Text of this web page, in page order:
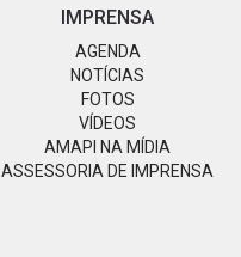
IMPRENSA
AGENDA
NOTÍCIAS
FOTOS
VÍDEOS
AMAPI NA MÍDIA
ASSESSORIA DE IMPRENSA